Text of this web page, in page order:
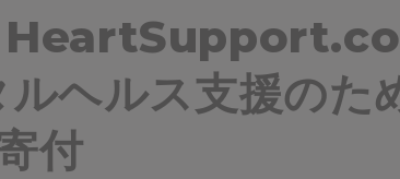
ヘルス支援のた
付